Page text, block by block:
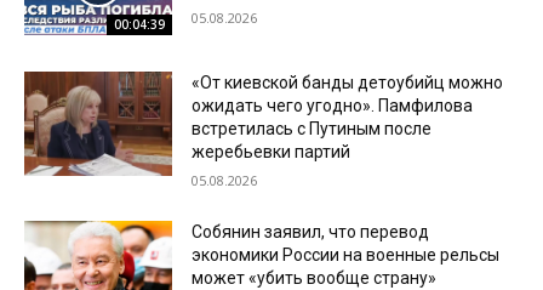
00:04:39 05.08.2026
«От киевской банды детоубийц можно
ожидать чего угодно». Памфилова
встретилась с Путиным после
жеребьевки партий
05.08.2026
Собянин заявил, что перевод
экономики России на военные рельсы
может «убить вообще страну»